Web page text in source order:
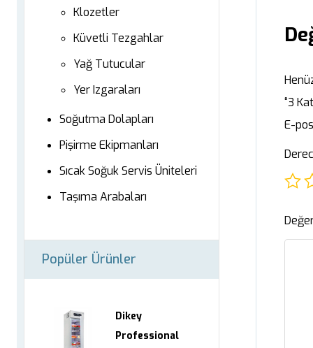
“3
E-
Klozetler
Küvetli Tezgahlar
Yağ Tutucular
Yer Izgaraları
Soğutma Dolapları
Pişirme Ekipmanları
Sıcak Soğuk Servis Üniteleri
Taşıma Arabaları
Popüler Ürünler
Dikey
Professional